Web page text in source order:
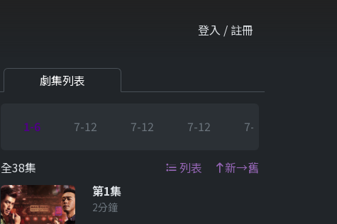
登入 / 註冊
劇集列表
1-6 7-12 7-12 7-12 7-12
全38集 列表
新→舊
第1集
2分鐘